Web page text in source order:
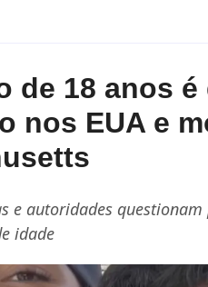
de 18 anos
nos EUA e
e autoridades
idade